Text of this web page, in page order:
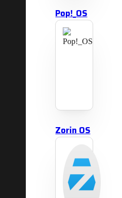
Pop!_OS
Zorin OS